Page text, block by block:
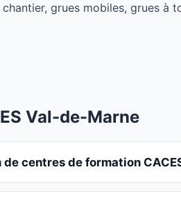
grues mobiles, grues à
Val-de-Marne
de centres de formation